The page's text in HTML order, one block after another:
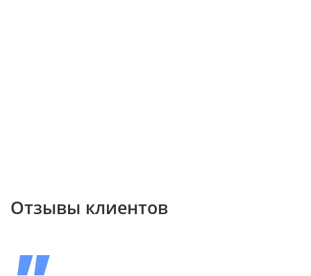
Отзывы клиентов